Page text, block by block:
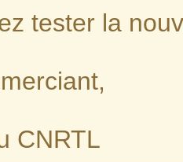
tester la
CNRTL